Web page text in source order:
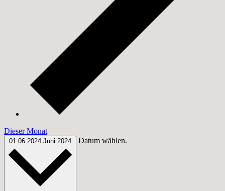
Dieser Monat
01.06.2024 Juni 2024 Datum wählen.